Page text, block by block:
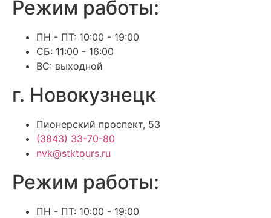
Режим работы:
ПН - ПТ: 10:00 - 19:00
СБ: 11:00 - 16:00
ВС: выходной
г. Новокузнецк
Пионерский проспект, 53
(3843) 33-70-80
nvk@stktours.ru
Режим работы:
ПН - ПТ: 10:00 - 19:00